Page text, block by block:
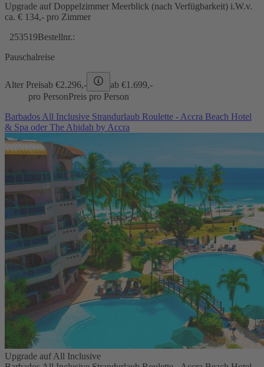
Upgrade auf Doppelzimmer Meerblick (nach Verfügbarkeit) i.W.v.
ca. € 134,- pro Zimmer
253519Bestellnr.:
Pauschalreise
Alter Preisab €2.296,- ab €1.699,-
pro PersonPreis pro Person
Barbados All Inclusive Strandurlaub Roulette - Accra Beach Hotel
& Spa oder The Abidah by Accra
Upgrade auf All Inclusive